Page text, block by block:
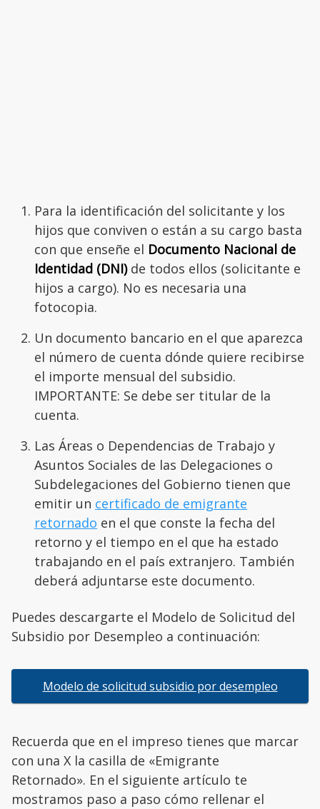
Para la identificación del solicitante y los
hijos que conviven o están a su cargo basta
con que enseñe el Documento Nacional de
Identidad (DNI)de todos ellos (solicitante e
hijos a cargo). No es necesaria una
fotocopia.
Un documento bancario en el que aparezca
el número de cuenta dónde quiere recibirse
el importe mensual del subsidio.
IMPORTANTE: Se debe ser titular de la
cuenta.
Las Áreas o Dependencias de Trabajo y
Asuntos Sociales de las Delegaciones o
Subdelegaciones del Gobierno tienen que
emitir un certificado de emigrante
retornado en el que conste la fecha del
retorno y el tiempo en el que ha estado
trabajando en el país extranjero. También
deberá adjuntarse este documento.
Puedes descargarte el Modelo de Solicitud del
Subsidio por Desempleo a continuación:
Modelo de solicitud subsidio por desempleo
Recuerda que en el impreso tienes que marcar
con una X la casilla de «Emigrante
Retornado». En el siguiente artículo te
mostramos paso a paso cómo rellenar el